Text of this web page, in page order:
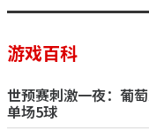
游戏百科
世预赛刺激一夜：葡
单场5球